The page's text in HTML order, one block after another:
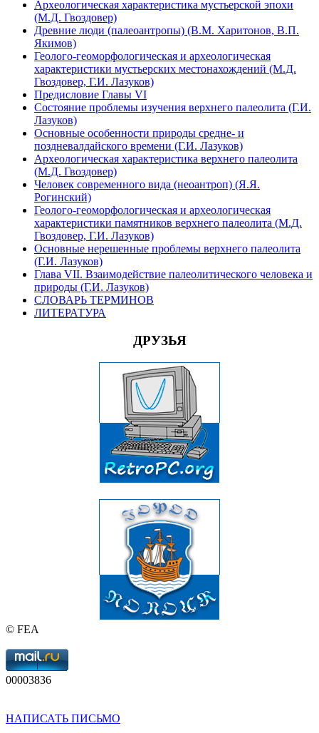
Археологическая характеристика мустьерской эпохи
(М.Д. Гвоздовер)
Древние люди (палеоантропы) (В.М. Харитонов, В.П.
Якимов)
Геолого-геоморфологическая и археологическая
характеристики мустьерских местонахождений (М.Д.
Гвоздовер, Г.И. Лазуков)
Предисловие Главы VI
Состояние проблемы изучения верхнего палеолита (Г.И.
Лазуков)
Основные особенности природы средне- и
поздневалдайского времени (Г.И. Лазуков)
Археологическая характеристика верхнего палеолита
(М.Д. Гвоздовер)
Человек современного вида (неоантроп) (Я.Я.
Рогинский)
Геолого-геоморфологическая и археологическая
характеристики памятников верхнего палеолита (М.Д.
Гвоздовер, Г.И. Лазуков)
Основные нерешенные проблемы верхнего палеолита
(Г.И. Лазуков)
Глава VII. Взаимодействие палеолитического человека и
природы (Г.И. Лазуков)
СЛОВАРЬ ТЕРМИНОВ
ЛИТЕРАТУРА
ДРУЗЬЯ
© FEA
00003836
НАПИСАТЬ ПИСЬМО